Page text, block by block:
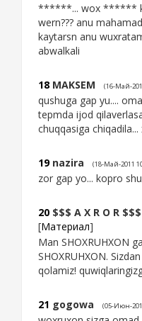
******... wox ******
wern??? anu
kaytarsn anu
abwalkali
18 MAKSEM (16-Май-
qushuga gap yu....
tepmda ijod
chuqqasiga
19 nazira (18-Май-2011
zor gap yo... kopro
20 $$$ A X R O R $$$
[Материал]
Man SHOXRUHXON
SHOXRUHXON.
qolamiz!
21 gogowa (05-Июн-